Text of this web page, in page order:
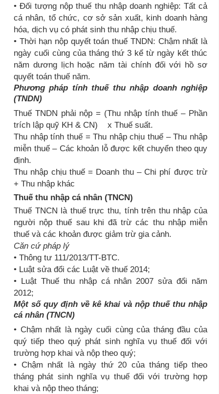
• Đối tượng nộp thuế thu nhập doanh nghiệp: Tất cả
cá nhân, tổ chức, cơ sở sản xuất, kinh doanh hàng
hóa, dịch vụ có phát sinh thu nhập chịu thuế.
• Thời hạn nộp quyết toán thuế TNDN: Chậm nhất là
ngày cuối cùng của tháng thứ 3 kể từ ngày kết thúc
năm dương lịch hoặc năm tài chính đối với hồ sơ
quyết toán thuế năm.
Phương pháp tính thuế thu nhập doanh nghiệp
(TNDN)
Thuế TNDN phải nộp = (Thu nhập tính thuế – Phần
trích lập quỹ KH & CN) x Thuế suất.
Thu nhập tính thuế = Thu nhập chịu thuế – Thu nhập
miễn thuế – Các khoản lỗ được kết chuyển theo quy
định.
Thu nhập chịu thuế = Doanh thu – Chi phí được trừ
+ Thu nhập khác
Thuế thu nhập cá nhân (TNCN)
Thuế TNCN là thuế trực thu, tính trên thu nhập của
người nộp thuế sau khi đã trừ các thu nhập miễn
thuế và các khoản được giảm trừ gia cảnh.
Căn cứ pháp lý
• Thông tư 111/2013/TT-BTC.
• Luật sửa đổi các Luật về thuế 2014;
• Luật Thuế thu nhập cá nhân 2007 sửa đổi năm
2012;
Một số quy định về kê khai và nộp thuế thu nhập
cá nhân (TNCN)
• Chậm nhất là ngày cuối cùng của tháng đầu của
quý tiếp theo quý phát sinh nghĩa vụ thuế đối với
trường hợp khai và nộp theo quý;
• Chậm nhất là ngày thứ 20 của tháng tiếp theo
tháng phát sinh nghĩa vụ thuế đối với trường hợp
khai và nộp theo tháng;